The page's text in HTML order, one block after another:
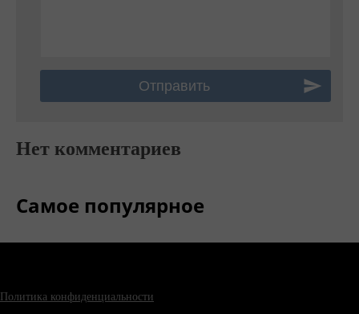
Нет комментариев
Самое популярное
Политика конфиденциальности